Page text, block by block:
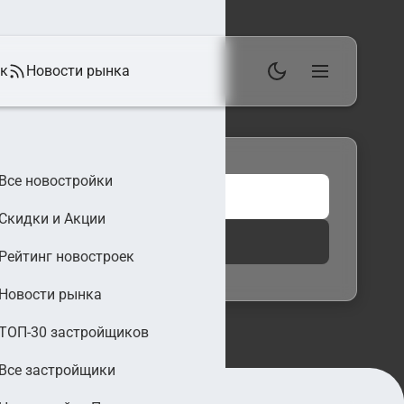
Новости рынка
Все новостройки
Скидки и Акции
Рейтинг новостроек
Новости рынка
30 застройщиков
Все застройщики